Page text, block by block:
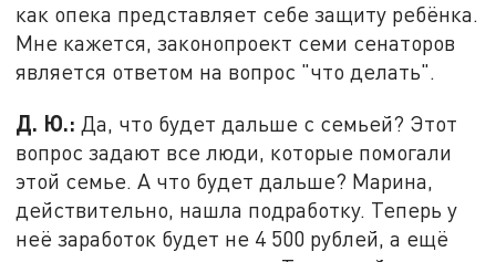
как опека представляет себе защиту ребёнка.
Мне кажется, законопроект семи сенаторов
является ответом на вопрос "что делать".
Д. Ю.: Да, что будет дальше с семьей? Этот
вопрос задают все люди, которые помогали
этой семье. А что будет дальше? Марина,
действительно, нашла подработку. Теперь у
неё заработок будет не 4 500 рублей, а ещё